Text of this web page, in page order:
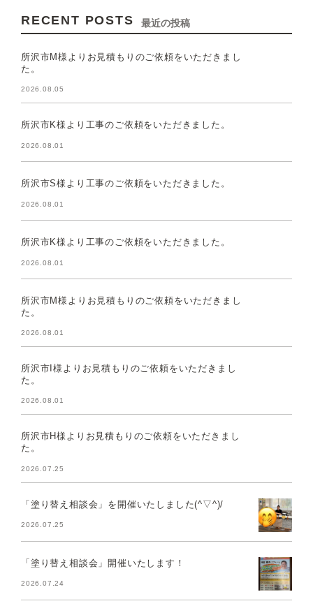
RECENT POSTS 最近の投稿
所沢市M様よりお見積もりのご依頼をいただきまし
た。
2026.08.05
所沢市K様より工事のご依頼をいただきました。
2026.08.01
所沢市S様より工事のご依頼をいただきました。
2026.08.01
所沢市K様より工事のご依頼をいただきました。
2026.08.01
所沢市M様よりお見積もりのご依頼をいただきまし
た。
2026.08.01
所沢市I様よりお見積もりのご依頼をいただきまし
た。
2026.08.01
所沢市H様よりお見積もりのご依頼をいただきまし
た。
2026.07.25
「塗り替え相談会」を開催いたしました(^▽^)/
2026.07.25
「塗り替え相談会」開催いたします！
2026.07.24